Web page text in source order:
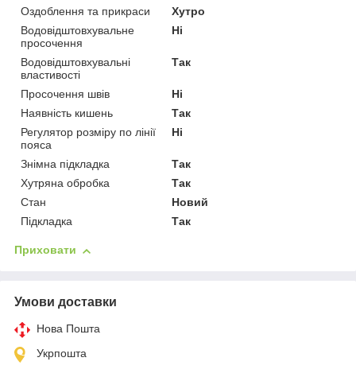
Оздоблення та прикраси
Хутро
Водовідштовхувальне
просочення
Ні
Водовідштовхувальні
властивості
Так
Просочення швів
Ні
Наявність кишень
Так
Регулятор розміру по лінії
пояса
Ні
Знімна підкладка
Так
Хутряна обробка
Так
Стан
Новий
Підкладка
Так
Приховати
Умови доставки
Нова Пошта
Укрпошта